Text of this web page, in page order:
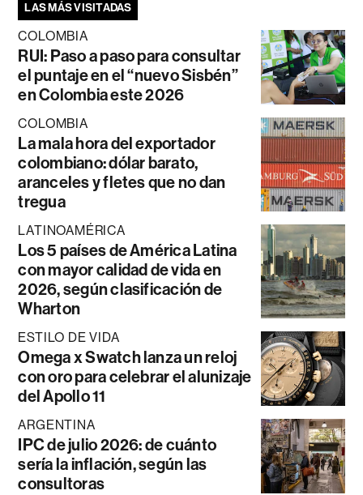
LAS MÁS VISITADAS
COLOMBIA
RUI: Paso a paso para consultar
el puntaje en el “nuevo Sisbén”
en Colombia este 2026
COLOMBIA
La mala hora del exportador
colombiano: dólar barato,
aranceles y fletes que no dan
tregua
LATINOAMÉRICA
Los 5 países de América Latina
con mayor calidad de vida en
2026, según clasificación de
Wharton
ESTILO DE VIDA
Omega x Swatch lanza un reloj
con oro para celebrar el alunizaje
del Apollo 11
ARGENTINA
IPC de julio 2026: de cuánto
sería la inflación, según las
consultoras